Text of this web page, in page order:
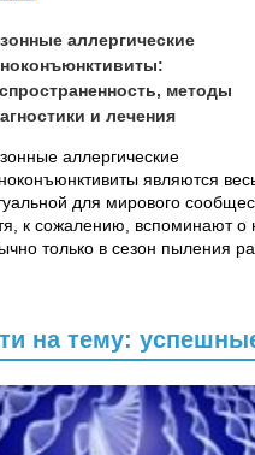
аллергические
методы
и лечения
аллергические
являются
для мирового
к сожалению, вспоминают о
только в сезон пыления
на тему: